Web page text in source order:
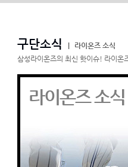
구단소식
라이온즈 소식
삼성라이온즈의 최신 핫이슈! 라이온
라이온즈 소식